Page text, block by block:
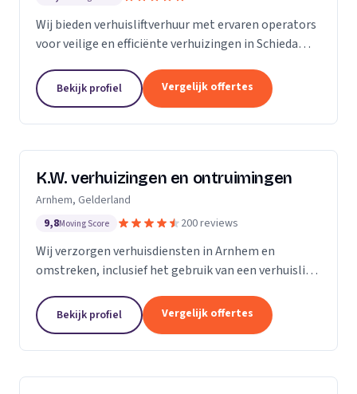
Wij bieden verhuisliftverhuur met ervaren operators
voor veilige en efficiënte verhuizingen in Schiedam
Bekijk profiel Vergelijk offertes
K.W. verhuizingen en ontruimingen
Arnhem, Gelderland
9,8Moving Score 200 reviews
Wij verzorgen verhuisdiensten in Arnhem en
omstreken, inclusief het gebruik van een verhuislift
Bekijk profiel Vergelijk offertes